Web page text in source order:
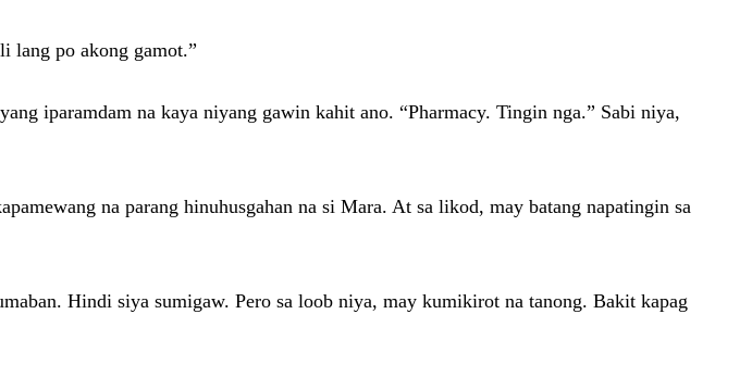
lang po akong gamot.”
iparamdam na kaya niyang gawin kahit ano. “Pharmacy. Tingin nga.” Sabi niya,
na parang hinuhusgahan na si Mara. At sa likod, may batang napatingin sa
Hindi siya sumigaw. Pero sa loob niya, may kumikirot na tanong. Bakit kapag